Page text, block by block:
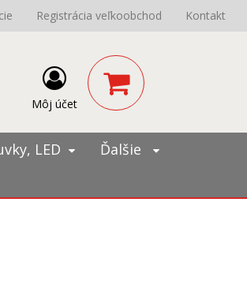
Registrácia veľkoobchod Kontakt
Môj účet
LED
Ďalšie